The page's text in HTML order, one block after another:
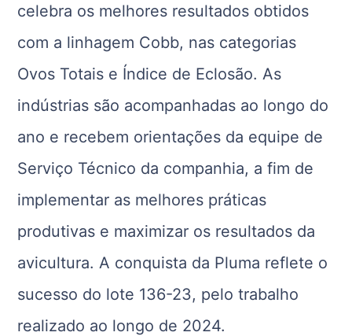
celebra os melhores resultados obtidos
com a linhagem Cobb, nas categorias
Ovos Totais e Índice de Eclosão. As
indústrias são acompanhadas ao longo do
ano e recebem orientações da equipe de
Serviço Técnico da companhia, a fim de
implementar as melhores práticas
produtivas e maximizar os resultados da
avicultura. A conquista da Pluma reflete o
sucesso do lote 136-23, pelo trabalho
realizado ao longo de 2024.